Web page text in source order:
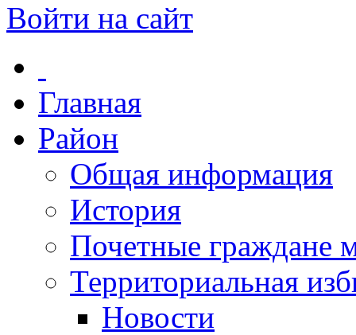
Войти на сайт
Главная
Район
Общая информация
История
Почетные граждане
Территориальная
Новости